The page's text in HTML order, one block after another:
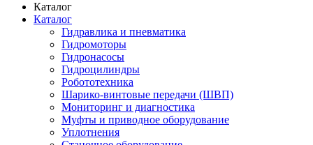
Каталог
Каталог
Гидравлика и пневматика
Гидромоторы
Гидронасосы
Гидроцилиндры
Робототехника
Шарико-винтовые передачи (ШВП)
Мониторинг и диагностика
Муфты и приводное оборудование
Уплотнения